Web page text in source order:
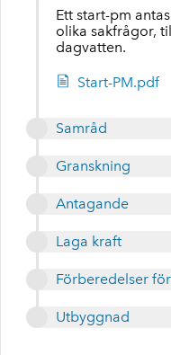
Ett start-pm
olika sakfrågor,
dagvatten.
Start-PM.pdf
Samråd
Granskning
Antagande
Laga kraft
Förberedelser
Utbyggnad